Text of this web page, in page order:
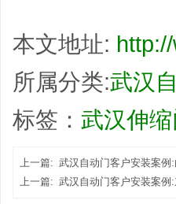
本文地址:
所属分类:武汉
标签： 武汉伸缩
上一篇: 武汉自动门客户安装案例
上一篇: 武汉自动门客户安装案例